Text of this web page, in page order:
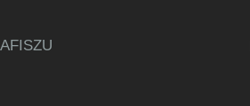
AFISZU